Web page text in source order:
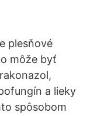
plesňové
môže byť
a lieky
spôsobom